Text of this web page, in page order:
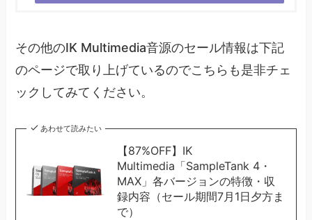
その他のIK Multimedia音源のセール情報は下記
のページで取り上げているのでこちらも是非チェ
ックしてみてください。
あわせて読みたい
【87%OFF】IK
Multimedia「SampleTank 4・
MAX」各バージョンの特徴・収
録内容（セール期間7月1日夕方ま
で）